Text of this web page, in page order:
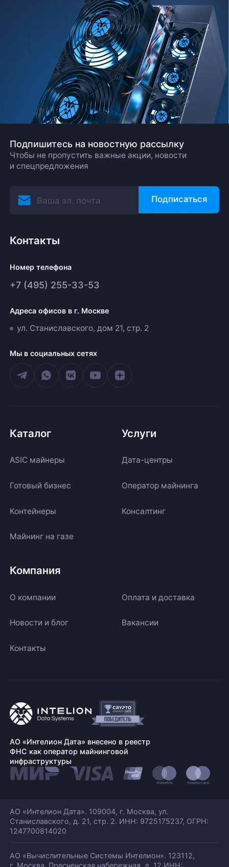
Подпишитесь на новостную рассылку
Чтобы не пропустить важные акции, новости
и спецпредложения
Подписаться
Контакты
Номер телефона
+7 (495) 255-33-53
Адреса офисов в г. Москве
ул. Станиславского, дом 21, стр. 2
Мы в социальных сетях
Каталог
ASIC майнеры
Готовый бизнес
Контейнеры
Майнинг на газе
Услуги
Дата-центры
Оператор майнинга
Консалтинг
Компания
О компании Оплата и доставка
Новости и блог Вакансии
Контакты
АО «Интелион Дата» внесено в реестр
ФНС как оператор майнинговой
инфраструктуры
АО «Интелион Дата». 109004, г. Москва, ул.
Станиславского, д. 21, стр. 2. ИНН: 9725175237, ОГРН:
1247700814020
АО «Вычислительные Системы Интелион». 123112,
г. Москва, Пресненская набережная, д. 12 ИНН: